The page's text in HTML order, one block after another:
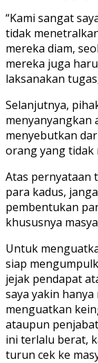
“Kami sangat
tidak
mereka diam,
mereka juga
laksanakan
Selanjutnya,
menyanyangkan
menyebutkan
orang yang tidak
Atas pernyataan
para kadus,
pembentukan
khususnya
Untuk
siap
jejak pendapat
saya yakin
menguatkan
ataupun
ini terlalu berat,
turun cek ke